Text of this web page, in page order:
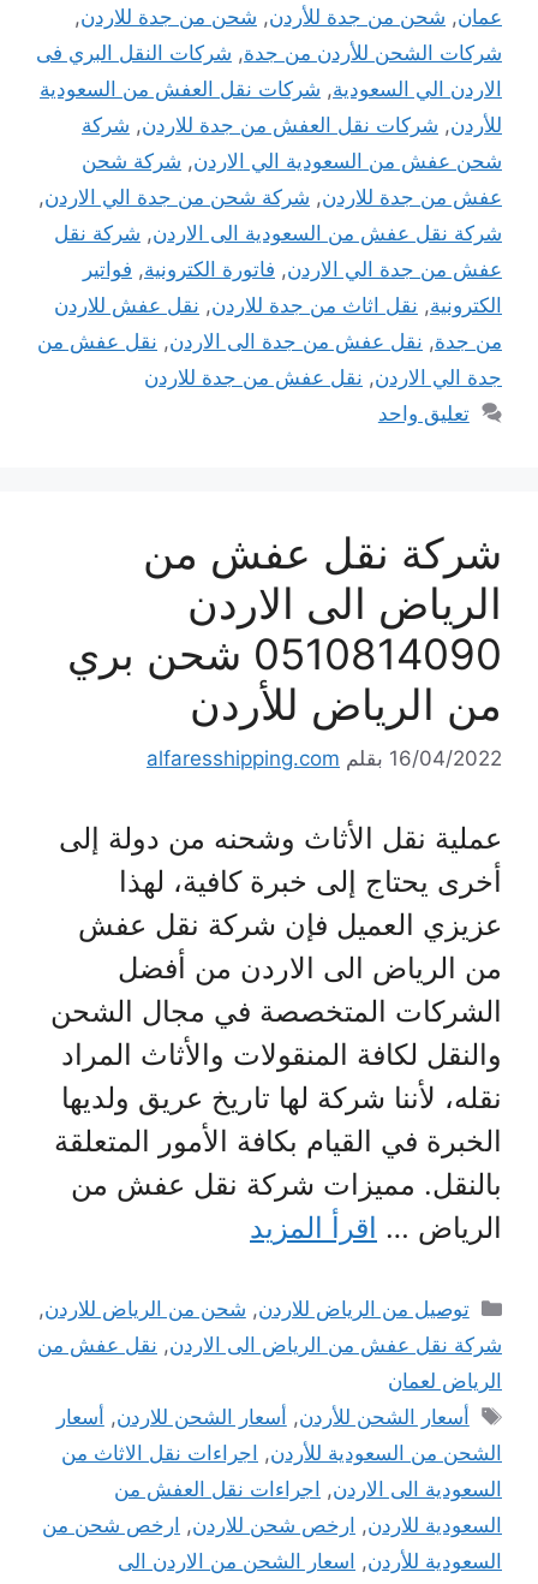
عمان, شحن من جدة للأردن, شحن من جدة للاردن,
شركات الشحن للأردن من جدة, شركات النقل البري فى
الاردن الي السعودية, شركات نقل العفش من السعودية
للأردن, شركات نقل العفش من جدة للاردن, شركة
شحن عفش من السعودية الي الاردن, شركة شحن
عفش من جدة للاردن, شركة شحن من جدة الي الاردن,
شركة نقل عفش من السعودية الى الاردن, شركة نقل
عفش من جدة الي الاردن, فاتورة الكترونية, فواتير
الكترونية, نقل اثاث من جدة للاردن, نقل عفش للاردن
من جدة, نقل عفش من جدة الى الاردن, نقل عفش من
جدة الي الاردن, نقل عفش من جدة للاردن
تعليق واحد
شركة نقل عفش من
الرياض الى الاردن
0510814090 شحن بري
من الرياض للأردن
16/04/2022 بقلم alfaresshipping.com
عملية نقل الأثاث وشحنه من دولة إلى
أخرى يحتاج إلى خبرة كافية، لهذا
عزيزي العميل فإن شركة نقل عفش
من الرياض الى الاردن من أفضل
الشركات المتخصصة في مجال الشحن
والنقل لكافة المنقولات والأثاث المراد
نقله، لأننا شركة لها تاريخ عريق ولديها
الخبرة في القيام بكافة الأمور المتعلقة
بالنقل. مميزات شركة نقل عفش من
الرياض … اقرأ المزيد
التصنيفات
توصيل من الرياض للاردن, شحن من الرياض للاردن,
شركة نقل عفش من الرياض الى الاردن, نقل عفش من
الرياض لعمان
الوسوم
أسعار الشحن للأردن, أسعار الشحن للاردن, أسعار
الشحن من السعودية للأردن, اجراءات نقل الاثاث من
السعودية الى الاردن, اجراءات نقل العفش من
السعودية للاردن, ارخص شحن للاردن, ارخص شحن من
السعودية للأردن, اسعار الشحن من الاردن الى